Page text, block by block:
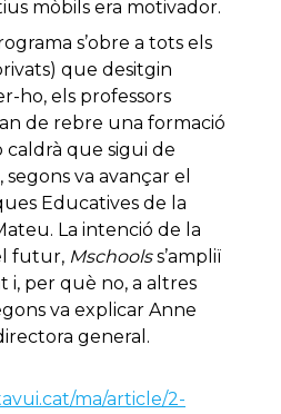
mòbils era motivador.
s’obre a tots els
que desitgin
ho, els professors
de rebre una formació
caldrà que sigui de
va avançar el
Educatives de la
La intenció de la
futur, Mschoolss’ampliï
i, per què no, a altres
va explicar Anne
general.
ma/article/2-